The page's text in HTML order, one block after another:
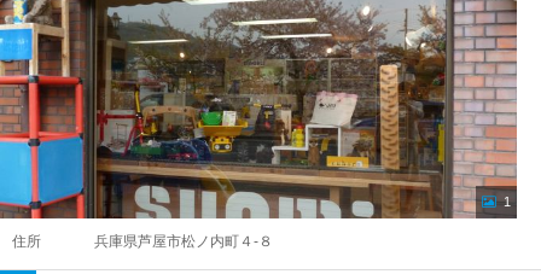
1
住所 兵庫県芦屋市松ノ内町４-８